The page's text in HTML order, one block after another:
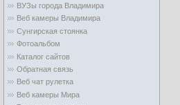
ВУЗы города Владимира
Веб камеры Владимира
Сунгирская стоянка
Фотоальбом
Каталог сайтов
Обратная связь
Веб чат рулетка
Веб камеры Мира